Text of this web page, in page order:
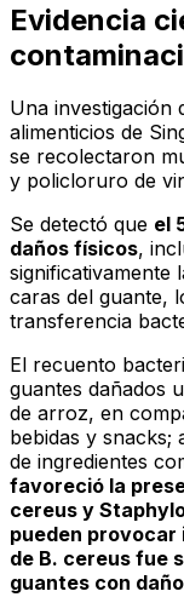
Evidencia
Una investigación
alimenticios de
se recolectaron
y policloruro de
Se detectó que el
daños físicos,
significativamente
caras del guante,
transferencia
El recuento
guantes dañados
de arroz, en
bebidas y snacks;
de ingredientes
favoreció la
cereus y
pueden
de B. cereus fue
guantes con